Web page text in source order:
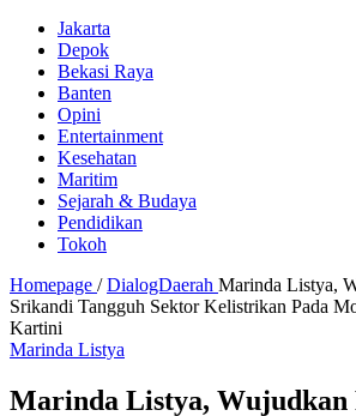
Jakarta
Depok
Bekasi Raya
Banten
Opini
Entertainment
Kesehatan
Maritim
Sejarah & Budaya
Pendidikan
Tokoh
Homepage / DialogDaerah Marinda Listya,
Srikandi Tangguh Sektor Kelistrikan Pada
Kartini
Marinda Listya
Marinda Listya, Wujudkan